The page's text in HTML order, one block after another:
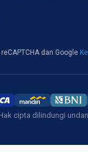
dan Google
cipta dilindungi